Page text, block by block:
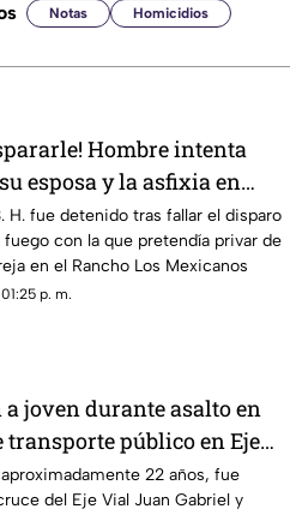
Notas Homicidios
Hombre intenta
esposa y la asfixia en
H. fue detenido tras fallar el disparo
con la que pretendía privar de
en el Rancho Los Mexicanos
p. m.
joven durante asalto en
transporte público en Eje
22 años, fue
del Eje Vial Juan Gabriel y